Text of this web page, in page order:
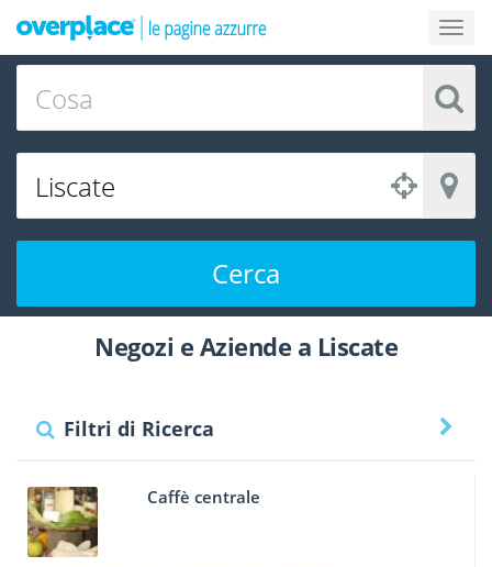
Cerca
Negozi e Aziende a Liscate
Filtri di Ricerca
Caffè centrale